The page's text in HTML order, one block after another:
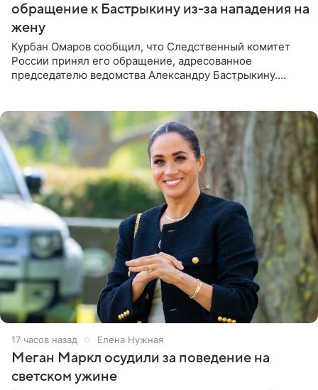
обращение к Бастрыкину из-за нападения на
жену
Курбан Омаров сообщил, что Следственный комитет
России принял его обращение, адресованное
председателю ведомства Александру Бастрыкину.
17 часов назад Елена Нужная
Меган Маркл осудили за поведение на
светском ужине